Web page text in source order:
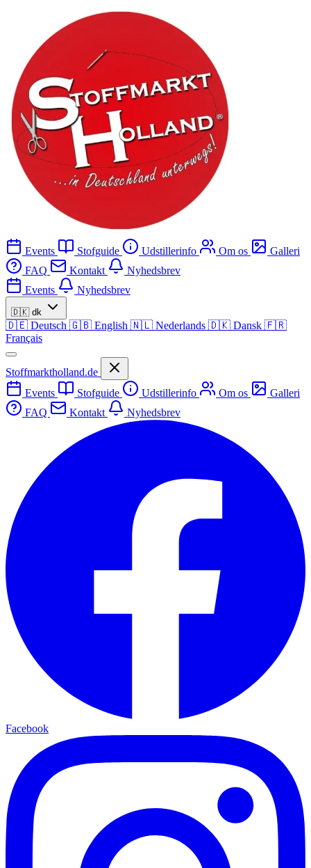
Events Stofguide Udstillerinfo Om os
Galleri
FAQ
Kontakt
Nyhedsbrev
Events
Nyhedsbrev
🇩🇰 dk
🇩🇪 Deutsch 🇬🇧 English 🇳🇱 Nederlands 🇩🇰 Dansk 🇫🇷
Français
Stoffmarktholland.de
Events
Stofguide Udstillerinfo Om os
Galleri
FAQ
Kontakt Nyhedsbrev
Facebook